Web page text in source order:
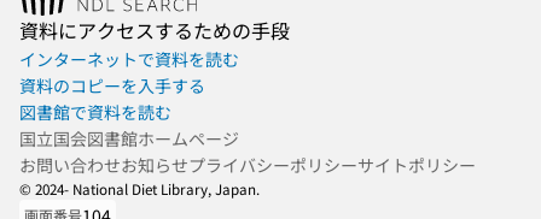
資料にアクセスするための手段
インターネットで資料を読む
資料のコピーを入手する
図書館で資料を読む
国立国会図書館ホームページ
お問い合わせお知らせプライバシーポリシーサイトポリシー
© 2024- National Diet Library, Japan.
画面番号